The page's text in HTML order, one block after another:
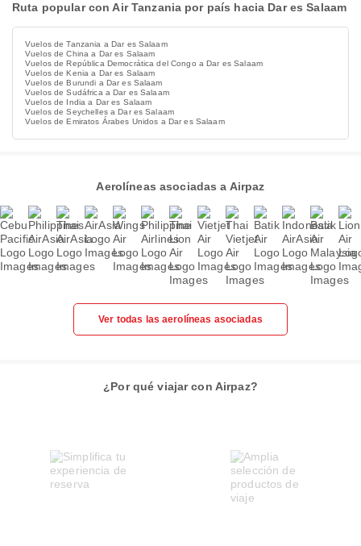
Ruta popular con Air Tanzania por país hacia Dar es Salaam
Vuelos de Tanzania a Dar es Salaam
Vuelos de China a Dar es Salaam
Vuelos de República Democrática del Congo a Dar es Salaam
Vuelos de Kenia a Dar es Salaam
Vuelos de Burundi a Dar es Salaam
Vuelos de Sudáfrica a Dar es Salaam
Vuelos de India a Dar es Salaam
Vuelos de Seychelles a Dar es Salaam
Vuelos de Emiratos Árabes Unidos a Dar es Salaam
Aerolíneas asociadas a Airpaz
Ver todas las aerolíneas asociadas
¿Por qué viajar con Airpaz?